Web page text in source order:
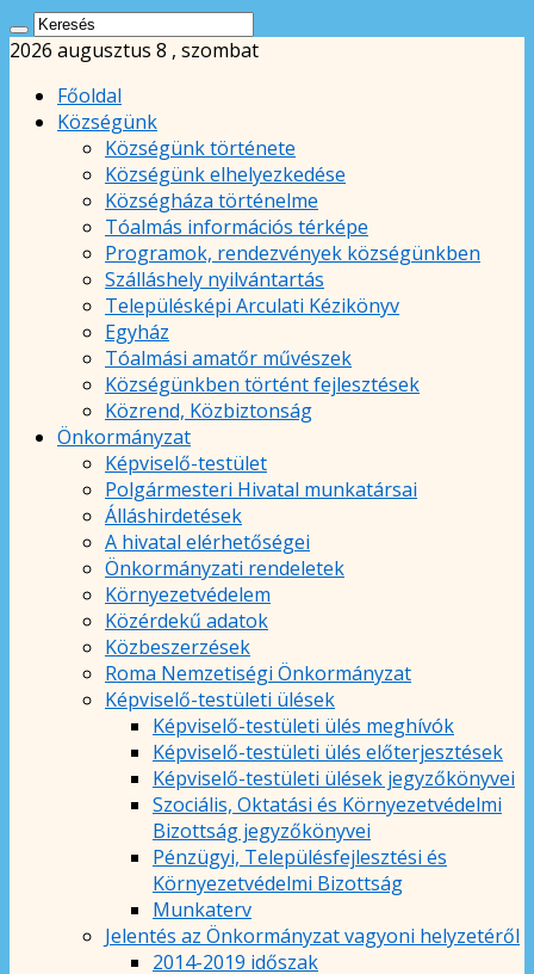
2026 augusztus 8 , szombat
Főoldal
Községünk
Községünk története
Községünk elhelyezkedése
Községháza történelme
Tóalmás információs térképe
Programok, rendezvények községünkben
Szálláshely nyilvántartás
Településképi Arculati Kézikönyv
Egyház
Tóalmási amatőr művészek
Községünkben történt fejlesztések
Közrend, Közbiztonság
Önkormányzat
Képviselő-testület
Polgármesteri Hivatal munkatársai
Álláshirdetések
A hivatal elérhetőségei
Önkormányzati rendeletek
Környezetvédelem
Közérdekű adatok
Közbeszerzések
Roma Nemzetiségi Önkormányzat
Képviselő-testületi ülések
Képviselő-testületi ülés meghívók
Képviselő-testületi ülés előterjesztések
Képviselő-testületi ülések jegyzőkönyvei
Szociális, Oktatási és Környezetvédelmi
Bizottság jegyzőkönyvei
Pénzügyi, Településfejlesztési és
Környezetvédelmi Bizottság
Munkaterv
Jelentés az Önkormányzat vagyoni helyzetéről
2014-2019 időszak